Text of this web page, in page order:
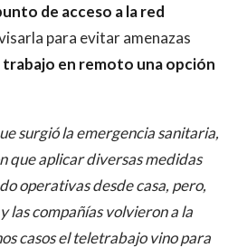
de acceso a la red
para evitar amenazas
trabajo en remoto una opción
surgió la emergencia sanitaria,
que aplicar diversas medidas
operativas desde casa, pero,
las compañías volvieron a la
casos el teletrabajo vino para